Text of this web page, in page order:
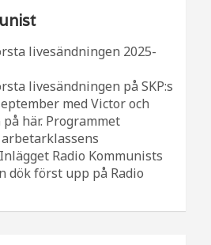
livesändningen 2025-
livesändningen på SKP:s
med Victor och
här. Programmet
Radio Kommunists
dök först upp på Radio